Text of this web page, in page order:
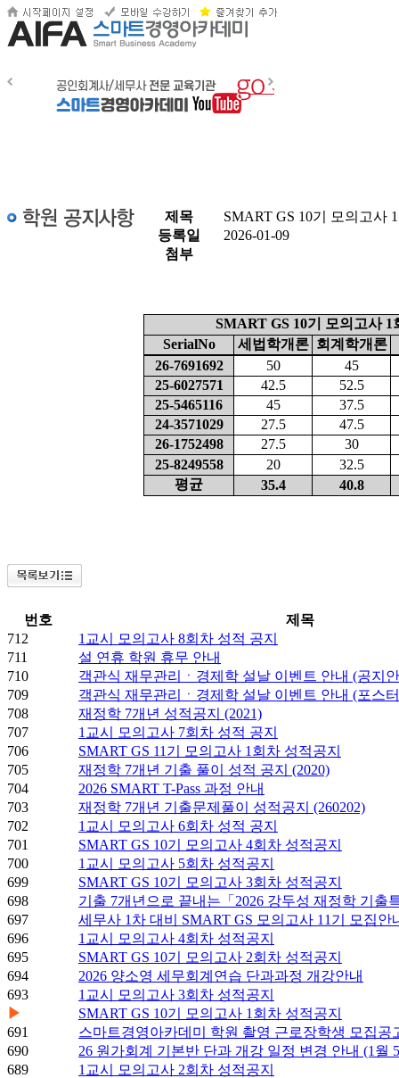
제목
SMART GS 10기 모의고사
등록일
2026-01-09
첨부
SMART GS 10기 모의고사 1
SerialNo
세법학개론 회계학개론
26-7691692
50
45
25-6027571
42.5
52.5
25-5465116
45
37.5
24-3571029
27.5
47.5
26-1752498
27.5
30
25-8249558
20
32.5
평균
35.4 40.8
번호
제목
712
1교시 모의고사 8회차 성적 공지
711
설 연휴 학원 휴무 안내
710
객관식 재무관리ㆍ경제학 설날 이벤트 안내 (공지
709
객관식 재무관리ㆍ경제학 설날 이벤트 안내 (포스
708
재정학 7개년 성적공지 (2021)
707
1교시 모의고사 7회차 성적 공지
706
SMART GS 11기 모의고사 1회차 성적공지
705
재정학 7개년 기출 풀이 성적 공지 (2020)
704
2026 SMART T-Pass 과정 안내
703
재정학 7개년 기출문제풀이 성적공지 (260202)
702
1교시 모의고사 6회차 성적 공지
701
SMART GS 10기 모의고사 4회차 성적공지
700
1교시 모의고사 5회차 성적공지
699
SMART GS 10기 모의고사 3회차 성적공지
698
기출 7개년으로 끝내는「2026 강두성 재정학 기출
697
세무사 1차 대비 SMART GS 모의고사 11기 모집안
696
1교시 모의고사 4회차 성적공지
695
SMART GS 10기 모의고사 2회차 성적공지
694
2026 양소영 세무회계연습 단과과정 개강안내
693
1교시 모의고사 3회차 성적공지
▶
SMART GS 10기 모의고사 1회차 성적공지
691
스마트경영아카데미 학원 촬영 근로장학생 모집공
690
26 원가회계 기본반 단과 개강 일정 변경 안내 (1월
689
1교시 모의고사 2회차 성적공지